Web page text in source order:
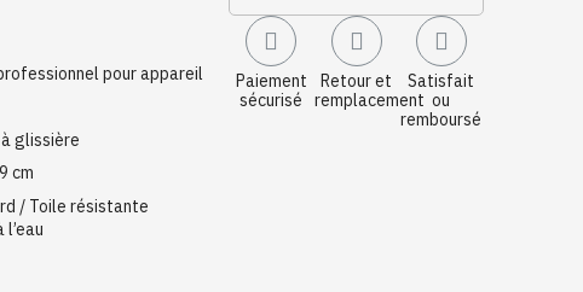
pour appareil
glissière
cm
/ Toile résistante
Paiement
sécurisé
Retour et
remplacement
Satisfait
ou
remboursé